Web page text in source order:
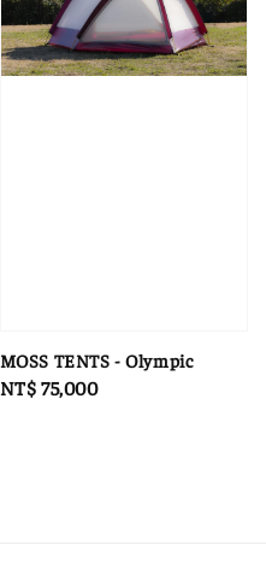
MOSS TENTS - Olympic
Regular
NT$ 75,000